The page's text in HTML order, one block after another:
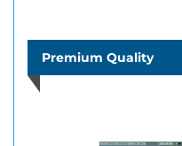
Premium Quality